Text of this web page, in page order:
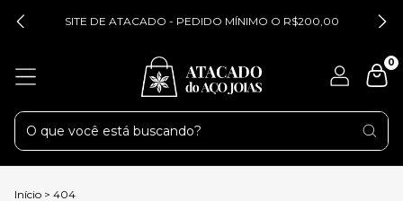
SITE DE ATACADO - PEDIDO MÍNIMO O R$200,00
0
Início > 404